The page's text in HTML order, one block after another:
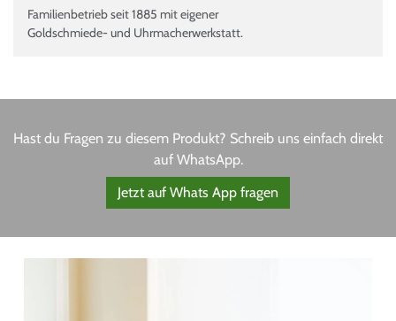
Familienbetrieb seit 1885 mit eigener
Goldschmiede- und Uhrmacherwerkstatt.
Hast du Fragen zu diesem Produkt? Schreib uns einfach direkt
auf WhatsApp.
Jetzt auf Whats App fragen